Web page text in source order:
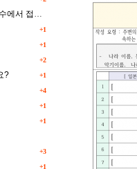
[참고] 前 일본어교사인 장학사 분의 연수에서 접한 교과세특작성(매력있는 세특) Tip
+1
+1
+2
+1
?
+4
+1
+1
+3
+1